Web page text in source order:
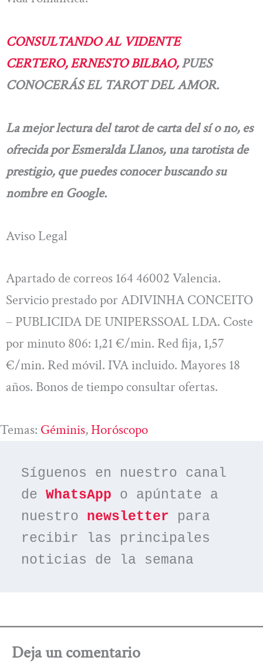
CONSULTANDO AL VIDENTE
CERTERO, ERNESTO BILBAO,PUES
CONOCERÁS EL TAROT DEL AMOR.
La mejor lectura del tarot de carta del sí o no, es
ofrecida por Esmeralda Llanos, una tarotista de
prestigio, que puedes conocer buscando su
nombre en Google.
Aviso Legal
Apartado de correos 164 46002 Valencia.
Servicio prestado por ADIVINHA CONCEITO
– PUBLICIDA DE UNIPERSSOAL LDA. Coste
por minuto 806: 1,21 €/min. Red fija, 1,57
€/min. Red móvil. IVA incluido. Mayores 18
años. Bonos de tiempo consultar ofertas.
Temas: Géminis, Horóscopo
Síguenos en nuestro canal
de WhatsApp o apúntate a
nuestro newsletter para
recibir las principales
noticias de la semana
Deja un comentario